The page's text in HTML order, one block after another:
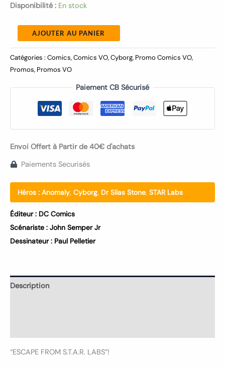
Disponibilité : En stock
AJOUTER AU PANIER
Catégories : Comics,Comics VO,Cyborg, Promo Comics VO,
Promos, Promos VO
Paiement CB Sécurisé
Envoi Offert à Partir de 40€ d'achats
Paiements Securisés
Héros : Anomaly, Cyborg, Dr Silas Stone, STAR Labs
Éditeur : DC Comics
Scénariste : John Semper Jr
Dessinateur : Paul Pelletier
Description
“ESCAPE FROM S.T.A.R. LABS”!